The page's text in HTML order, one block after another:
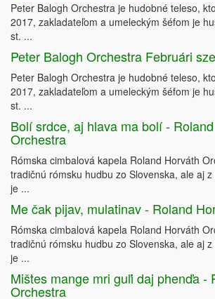
Peter Balogh Orchestra je hudobné teleso,
2017, zakladateľom a umeleckým šéfom je
st. ...
Peter Balogh Orchestra Februári
Peter Balogh Orchestra je hudobné teleso,
2017, zakladateľom a umeleckým šéfom je
st. ...
Bolí srdce, aj hlava ma bolí -
Orchestra
Rómska cimbalová kapela Roland Horváth
tradičnú rómsku hudbu zo Slovenska, ale aj
je ...
Me čak pijav, mulatinav - Roland
Rómska cimbalová kapela Roland Horváth
tradičnú rómsku hudbu zo Slovenska, ale aj
je ...
Mištes mange mri guľi daj phenďa -
Orchestra